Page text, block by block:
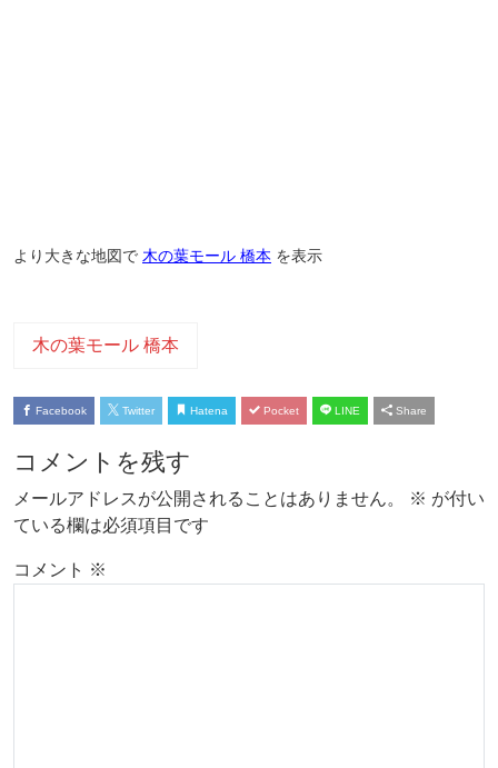
より大きな地図で 木の葉モール 橋本 を表示
木の葉モール 橋本
Facebook Twitter Hatena Pocket LINE Share
コメントを残す
メールアドレスが公開されることはありません。 ※ が付い
ている欄は必須項目です
コメント ※